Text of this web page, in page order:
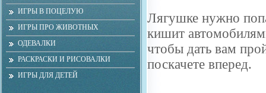
ИГРЫ В ПОЦЕЛУЮ
ИГРЫ ПРО ЖИВОТНЫХ
ОДЕВАЛКИ
РАСКРАСКИ И РИСОВАЛКИ
ИГРЫ ДЛЯ ДЕТЕЙ
Лягушке нужно
кишит
чтобы дать вам
поскачете вперед.